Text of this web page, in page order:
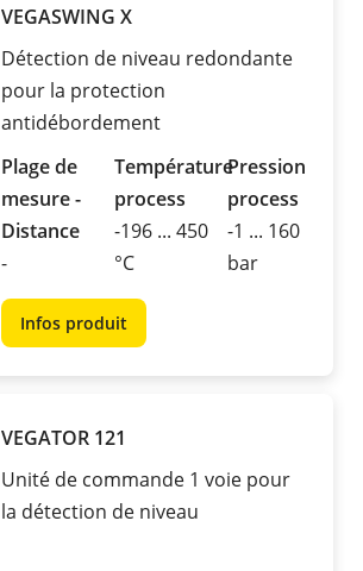
VEGASWING X
Détection de niveau redondante
pour la protection
antidébordement
Plage de
mesure -
Distance
-
Température
process
-196 ... 450
°C
Pression
process
-1 ... 160
bar
Infos produit
VEGATOR 121
Unité de commande 1 voie pour
la détection de niveau